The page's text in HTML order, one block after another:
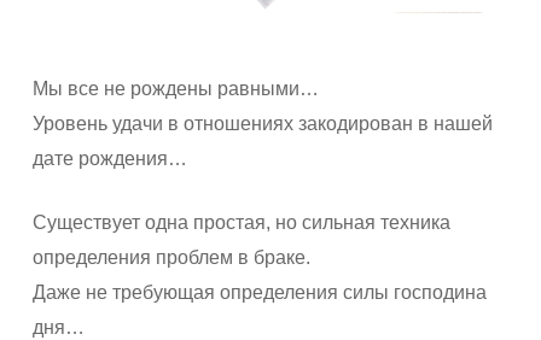
Мы все не рождены равными…
Уровень удачи в отношениях закодирован в нашей
дате рождения…
Существует одна простая, но сильная техника
определения проблем в браке.
Даже не требующая определения силы господина
дня…